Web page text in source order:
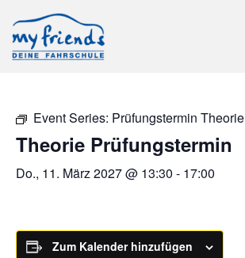
Event Series: Prüfungstermin Theorie
Theorie Prüfungstermin
Do., 11. März 2027 @ 13:30 - 17:00
Zum Kalender hinzufügen